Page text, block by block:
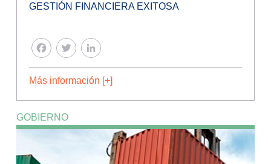
GESTIÓN FINANCIERA EXITOSA
FACEBOOK
TWITTER
Más información [+]
GOBIERNO